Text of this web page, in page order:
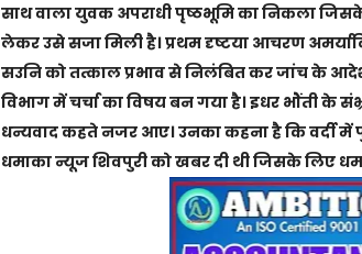
साथ वाला युवक अपराधी पृष्ठभूमि का निकला
लेकर उसे सजा मिली है। प्रथम दृष्टया आचरण
सउनि को तत्काल प्रभाव से निलंबित कर जांच के
विभाग में चर्चा का विषय बन गया है। इधर भौंती के
धन्यवाद कहते नजर आए। उनका कहना है कि वर्दी
धमाका न्यूज शिवपुरी को खबर दी थी जिसके लिए